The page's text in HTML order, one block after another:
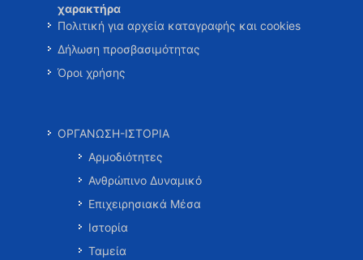
χαρακτήρα
Πολιτική για αρχεία καταγραφής και cookies
Δήλωση προσβασιμότητας
Όροι χρήσης
ΟΡΓΑΝΩΣΗ-ΙΣΤΟΡΙΑ
Αρμοδιότητες
Ανθρώπινο Δυναμικό
Επιχειρησιακά Μέσα
Ιστορία
Ταμεία